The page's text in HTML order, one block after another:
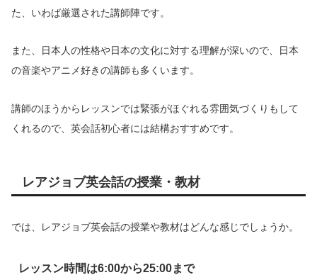
た、いわば厳選された講師陣です。
また、日本人の性格や日本の文化に対する理解が深いので、日本
の音楽やアニメ好きの講師も多くいます。
講師のほうからレッスンでは緊張がほぐれる雰囲気づくりもして
くれるので、英会話初心者には結構おすすめです。
レアジョブ英会話の授業・教材
では、レアジョブ英会話の授業や教材はどんな感じでしょうか。
レッスン時間は6:00から25:00まで